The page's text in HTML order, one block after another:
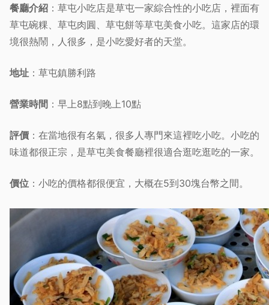
餐廳介紹 ：草屯小吃店是草屯一家綜合性的小吃店，裡面有
草屯碗粿、草屯肉圓、草屯餅等草屯美食小吃。這家店的環
境很熱鬧，人很多，是小吃愛好者的天堂。
地址 ：草屯鎮勝利路
營業時間 ：早上8點到晚上10點
評價 ：在當地很有名氣，很多人專門來這裡吃小吃。小吃的
味道都很正宗，是草屯美食餐廳裡很適合逛吃逛吃的一家。
價位 ：小吃的價格都很便宜，大概在5到30塊台幣之間。